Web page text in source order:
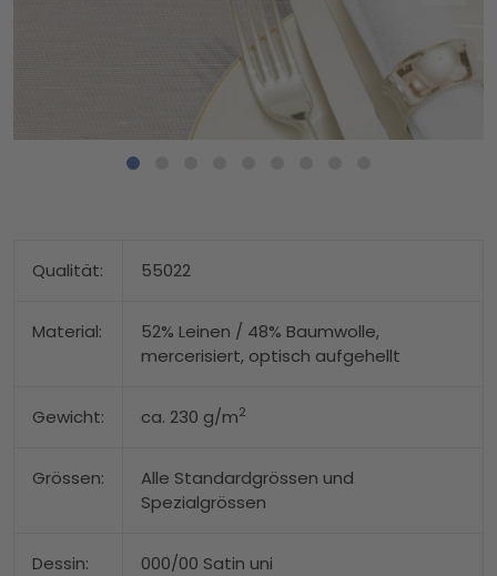
Qualität: 55022
Material:
52% Leinen / 48% Baumwolle,
mercerisiert, optisch aufgehellt
Gewicht: ca. 230 g/m2
Grössen:
Alle Standardgrössen und
Spezialgrössen
Dessin: 000/00 Satin uni